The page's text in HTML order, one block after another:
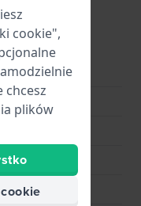
cookie",
chcesz
plików